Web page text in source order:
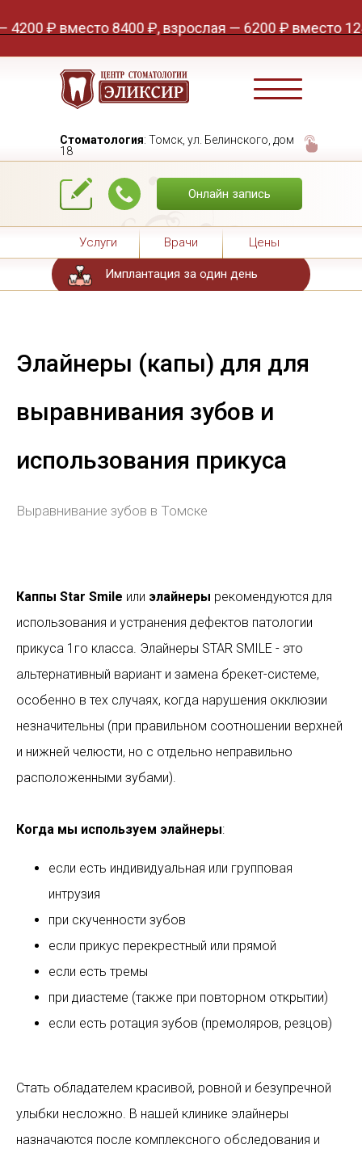
₽ вместо 8400 ₽, взрослая — 6200 ₽ вместо
Стоматология: Томск, ул. Белинского, дом
18
Онлайн запись
Услуги Врачи Цены
Имплантация за один день
Элайнеры (капы) для для
выравнивания зубов и
использования прикуса
Выравнивание зубов в Томске
Каппы Star Smile или элайнеры рекомендуются для
использования и устранения дефектов патологии
прикуса 1го класса. Элайнеры STAR SMILE - это
альтернативный вариант и замена брекет-системе,
особенно в тех случаях, когда нарушения окклюзии
незначительны (при правильном соотношении верхней
и нижней челюсти, но с отдельно неправильно
расположенными зубами).
Когда мы используем элайнеры:
если есть индивидуальная или групповая
интрузия
при скученности зубов
если прикус перекрестный или прямой
если есть тремы
при диастеме (также при повторном открытии)
если есть ротация зубов (премоляров, резцов)
Стать обладателем красивой, ровной и безупречной
улыбки несложно. В нашей клинике элайнеры
назначаются после комплексного обследования и